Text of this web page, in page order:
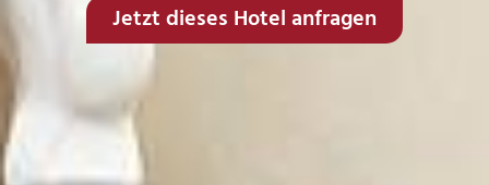
Jetzt dieses Hotel anfragen